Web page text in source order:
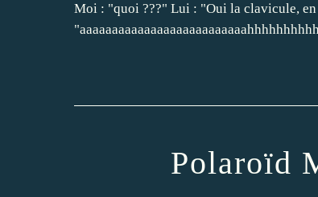
Moi : "quoi ???" Lui : "Oui la clavicule,
Polaroïd